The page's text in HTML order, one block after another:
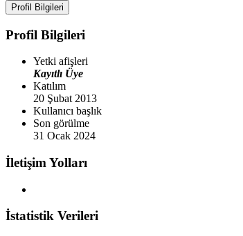
Profil Bilgileri
Profil Bilgileri
Yetki afişleri
Kayıtlı Üye
Katılım
20 Şubat 2013
Kullanıcı başlık
Son görülme
31 Ocak 2024
İletişim Yolları
İstatistik Verileri